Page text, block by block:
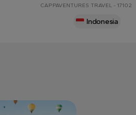
CAPPAVENTURES TRAVEL - 17102
Indonesia